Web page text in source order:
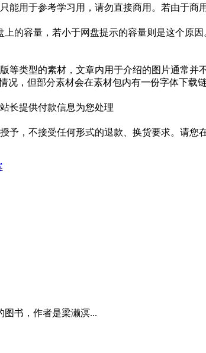
能用于参考学习用，请勿直接商用。若由于商
的容量，若小于网盘提示的容量则是这个原
等类型的素材，文章内用于介绍的图片通常
，但部分素材会在素材包内有一份字体下载链
长提供付款信息为您处理
予，不接受任何形式的退款、换货要求。请您
图书，作者是梁濑溟...